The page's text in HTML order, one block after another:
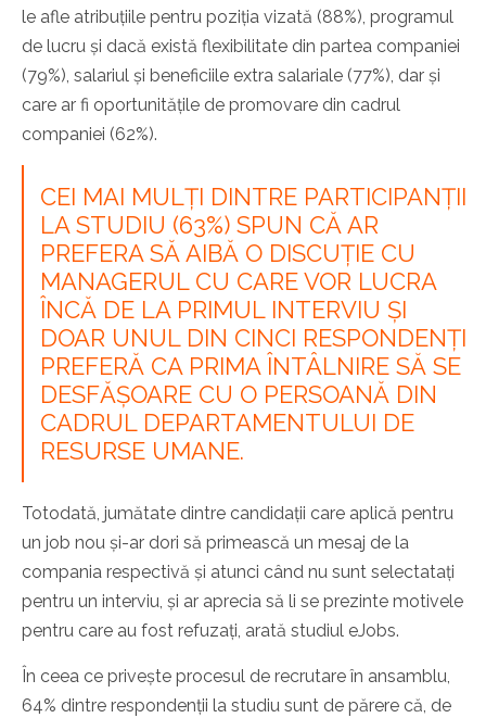
le afle atribuțiile pentru poziția vizată (88%), programul
de lucru și dacă există flexibilitate din partea companiei
(79%), salariul și beneficiile extra salariale (77%), dar și
care ar fi oportunitățile de promovare din cadrul
companiei (62%).
CEI MAI MULȚI DINTRE PARTICIPANȚII
LA STUDIU (63%) SPUN CĂ AR
PREFERA SĂ AIBĂ O DISCUȚIE CU
MANAGERUL CU CARE VOR LUCRA
ÎNCĂ DE LA PRIMUL INTERVIU ȘI
DOAR UNUL DIN CINCI RESPONDENȚI
PREFERĂ CA PRIMA ÎNTÂLNIRE SĂ SE
DESFĂȘOARE CU O PERSOANĂ DIN
CADRUL DEPARTAMENTULUI DE
RESURSE UMANE.
Totodată, jumătate dintre candidații care aplică pentru
un job nou și-ar dori să primească un mesaj de la
compania respectivă și atunci când nu sunt selectatați
pentru un interviu, și ar aprecia să li se prezinte motivele
pentru care au fost refuzați, arată studiul eJobs.
În ceea ce privește procesul de recrutare în ansamblu,
64% dintre respondenții la studiu sunt de părere că, de